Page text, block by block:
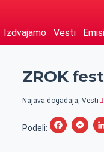
Izdvajamo Vesti
ZROK
Najava događaja, Vesti
Podeli:
F
M